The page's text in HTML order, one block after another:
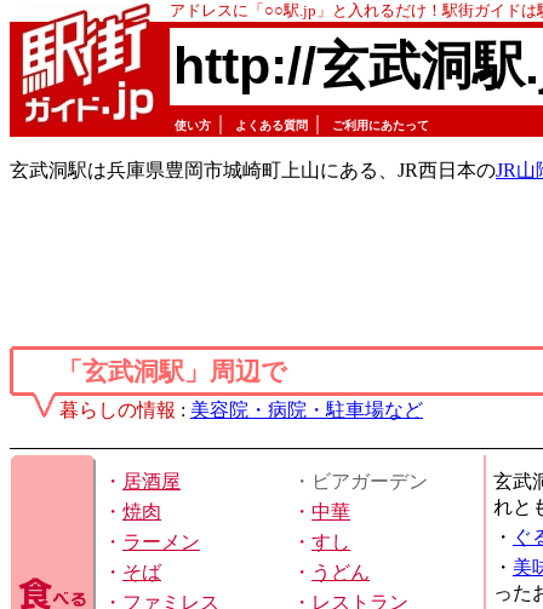
アドレスに「○○駅.jp」と入れるだけ！駅街ガイド
http://玄武洞駅
使い方 よくある質問 ご利用にあたって
玄武洞駅は兵庫県豊岡市城崎町上山にある、JR西日本のJR山
「玄武洞駅」周辺で
暮らしの情報 : 美容院・病院・駐車場など
・ 居酒屋
・ビアガーデン
・ 焼肉 ・ 中華
・ ラーメン ・ すし
・ そば ・ うどん
・ ファミレス ・ レストラン
玄武
れと
・ ぐ
・ 美
った